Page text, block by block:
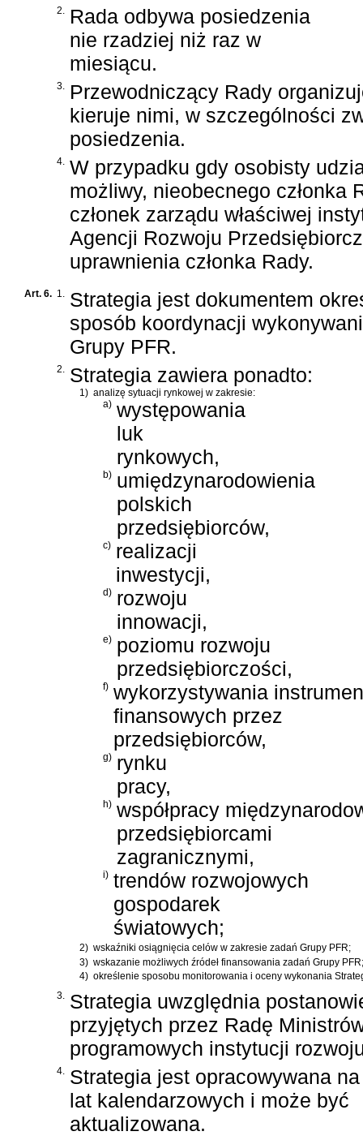
2.
Rada odbywa posiedzenia
nie rzadziej niż raz w
miesiącu.
3.
Przewodniczący Rady
kieruje nimi, w szczególności
posiedzenia.
4.
W przypadku gdy osobisty
możliwy, nieobecnego członka
członek zarządu właściwej
Agencji Rozwoju
uprawnienia członka Rady.
Art. 6. 1.
Strategia jest dokumentem
sposób koordynacji
Grupy PFR.
2. Strategia zawiera ponadto:
1) analizę sytuacji rynkowej w zakresie:
a) występowania
luk
rynkowych,
b) umiędzynarodowienia
polskich
przedsiębiorców,
c) realizacji
inwestycji,
d) rozwoju
innowacji,
e) poziomu rozwoju
przedsiębiorczości,
f) wykorzystywania
finansowych przez
przedsiębiorców,
g) rynku
pracy,
h) współpracy
przedsiębiorcami
zagranicznymi,
i) trendów rozwojowych
gospodarek
światowych;
2) wskaźniki osiągnięcia celów w zakresie zadań Grupy PFR;
3) wskazanie możliwych źródeł finansowania zadań Grupy PFR;
4) określenie sposobu monitorowania i oceny wykonania
3. Strategia uwzględnia
przyjętych przez Radę
programowych instytucji
4. Strategia jest opracowywana
lat kalendarzowych i może być
aktualizowana.